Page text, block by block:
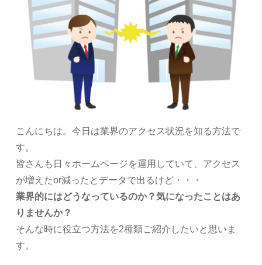
こんにちは。今日は業界のアクセス状況を知る方法で
す。
皆さんも日々ホームページを運用していて、アクセス
が増えたor減ったとデータで出るけど・・・
業界的にはどうなっているのか？気になったことはあ
りませんか？
そんな時に役立つ方法を2種類ご紹介したいと思いま
す。